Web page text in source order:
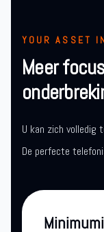
YOUR ASSET
Meer
U kan zich volledig
De perfecte